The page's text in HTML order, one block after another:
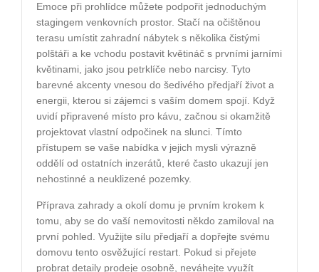
Emoce při prohlídce můžete podpořit jednoduchým
stagingem venkovních prostor. Stačí na očištěnou
terasu umístit zahradní nábytek s několika čistými
polštáři a ke vchodu postavit květináč s prvními jarními
květinami, jako jsou petrklíče nebo narcisy. Tyto
barevné akcenty vnesou do šedivého předjaří život a
energii, kterou si zájemci s vaším domem spojí. Když
uvidí připravené místo pro kávu, začnou si okamžitě
projektovat vlastní odpočinek na slunci. Tímto
přístupem se vaše nabídka v jejich mysli výrazně
oddělí od ostatních inzerátů, které často ukazují jen
nehostinné a neuklizené pozemky.
Příprava zahrady a okolí domu je prvním krokem k
tomu, aby se do vaší nemovitosti někdo zamiloval na
první pohled. Využijte sílu předjaří a dopřejte svému
domovu tento osvěžující restart. Pokud si přejete
probrat detaily prodeje osobně, neváhejte využít